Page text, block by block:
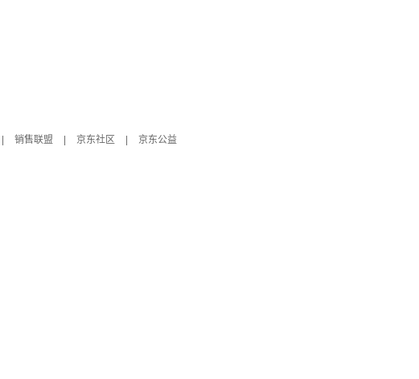
销售联盟 京东社区
京东公益